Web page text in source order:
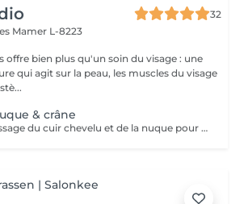
32
Mamer L-8223
offre bien plus qu'un soin du visage : une
qui agit sur la peau, les muscles du visage
& crâne
Découvrez ce massage du cuir chevelu et de la nuque pour chasser les tensions physiques et mentales, combattre la fatigue et le stress. Modelage manuel du cuir chevelu sans huile, travail lent des muscles du cou, de la nuque sur-sollicités au quotidien. Les zones sensibles et tendues du crâne sont travaillés avec des techniques d'acupression et des instruments en pierre semi précieuse chauds afin de relaxer à la fois le corps et l'esprit et s'ancrer dans le moment présent. Réel lâcher prise en quelques instants. Les signes de fatigue sont estompés, le visage est parfaitement détendu.